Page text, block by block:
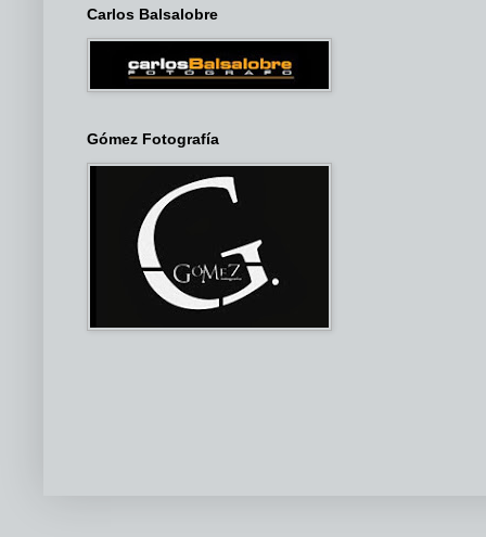
Carlos Balsalobre
Gómez Fotografía